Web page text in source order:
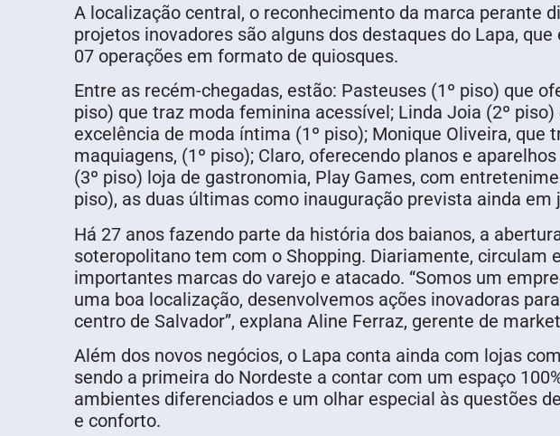
A localização central, o reconhecimento da marca perante
projetos inovadores são alguns dos destaques do Lapa,
07 operações em formato de quiosques.
Entre as recém-chegadas, estão: Pasteuses (1º piso) que
piso) que traz moda feminina acessível; Linda Joia (2º
excelência de moda íntima (1º piso); Monique Oliveira,
maquiagens, (1º piso); Claro, oferecendo planos e
(3º piso) loja de gastronomia, Play Games, com
piso), as duas últimas como inauguração prevista ainda em
Há 27 anos fazendo parte da história dos baianos, a
soteropolitano tem com o Shopping. Diariamente,
importantes marcas do varejo e atacado. “Somos um
uma boa localização, desenvolvemos ações inovadoras
centro de Salvador”, explana Aline Ferraz, gerente de
Além dos novos negócios, o Lapa conta ainda com lojas
sendo a primeira do Nordeste a contar com um espaço
ambientes diferenciados e um olhar especial às questões
e conforto.